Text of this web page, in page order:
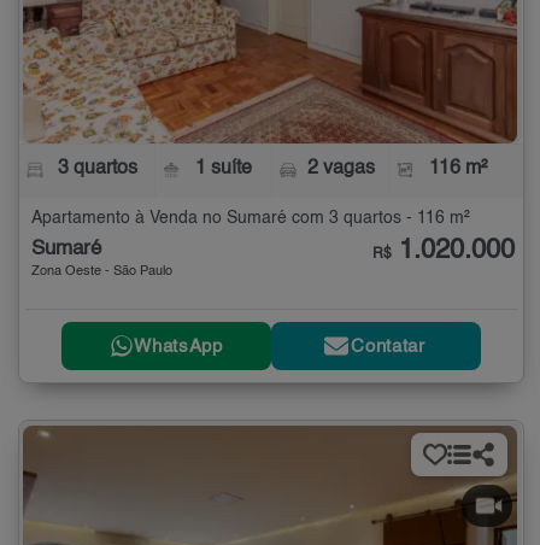
3 quartos 1 suíte 2 vagas 116 m²
Apartamento à Venda no Sumaré com 3 quartos - 116 m²
Sumaré
Zona Oeste - São Paulo
R$ 1.020.000
WhatsApp Contatar